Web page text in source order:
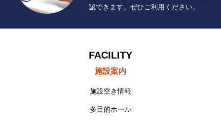
認できます。ぜひご利用ください。
FACILITY
施設案内
施設空き情報
多目的ホール